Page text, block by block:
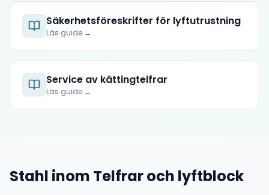
Säkerhetsföreskrifter för lyftutrustning
Läs guide →
Service av kättingtelfrar
Läs guide →
Stahl inom Telfrar och lyftblock